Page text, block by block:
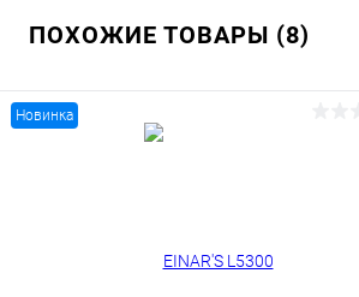
ПОХОЖИЕ ТОВАРЫ (8)
Новинка